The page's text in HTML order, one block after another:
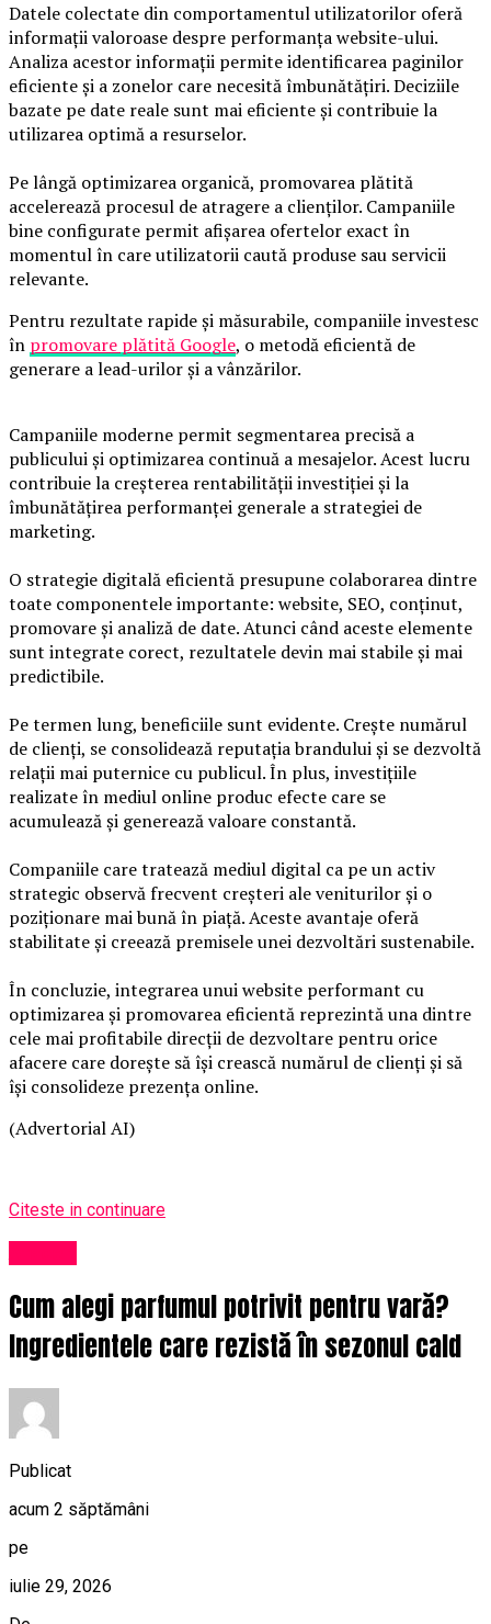
Datele colectate din comportamentul utilizatorilor oferă
informații valoroase despre performanța website-ului.
Analiza acestor informații permite identificarea paginilor
eficiente și a zonelor care necesită îmbunătățiri. Deciziile
bazate pe date reale sunt mai eficiente și contribuie la
utilizarea optimă a resurselor.
Pe lângă optimizarea organică, promovarea plătită
accelerează procesul de atragere a clienților. Campaniile
bine configurate permit afișarea ofertelor exact în
momentul în care utilizatorii caută produse sau servicii
relevante.
Pentru rezultate rapide și măsurabile, companiile investesc
în promovare plătită Google, o metodă eficientă de
generare a lead-urilor și a vânzărilor.
Campaniile moderne permit segmentarea precisă a
publicului și optimizarea continuă a mesajelor. Acest lucru
contribuie la creșterea rentabilității investiției și la
îmbunătățirea performanței generale a strategiei de
marketing.
O strategie digitală eficientă presupune colaborarea dintre
toate componentele importante: website, SEO, conținut,
promovare și analiză de date. Atunci când aceste elemente
sunt integrate corect, rezultatele devin mai stabile și mai
predictibile.
Pe termen lung, beneficiile sunt evidente. Crește numărul
de clienți, se consolidează reputația brandului și se dezvoltă
relații mai puternice cu publicul. În plus, investițiile
realizate în mediul online produc efecte care se
acumulează și generează valoare constantă.
Companiile care tratează mediul digital ca pe un activ
strategic observă frecvent creșteri ale veniturilor și o
poziționare mai bună în piață. Aceste avantaje oferă
stabilitate și creează premisele unei dezvoltări sustenabile.
În concluzie, integrarea unui website performant cu
optimizarea și promovarea eficientă reprezintă una dintre
cele mai profitabile direcții de dezvoltare pentru orice
afacere care dorește să își crească numărul de clienți și să
își consolideze prezența online.
(Advertorial AI)
Citeste in continuare
Cum alegi parfumul potrivit pentru vară?
Ingredientele care rezistă în sezonul cald
Publicat
acum 2 săptămâni
pe
iulie 29, 2026